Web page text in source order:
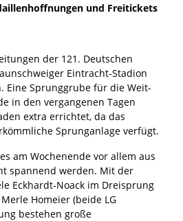
und Freitickets
der 121. Deutschen
Eintracht-Stadion
Eine Sprunggrube für die Weit-
in den vergangenen Tagen
extra errichtet, da das
Sprunganlage verfügt.
am Wochenende vor allem aus
spannend werden. Mit der
Eckhardt-Noack im Dreisprung
Homeier (beide LG
bestehen große